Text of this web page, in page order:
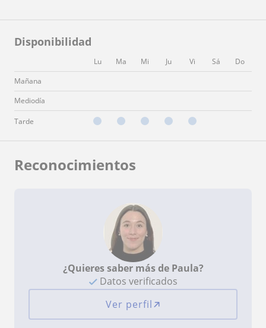
Disponibilidad
Lu Ma Mi Ju Vi Sá
Do
Mañana
Mediodía
Tarde
Reconocimientos
¿Quieres saber más de Paula?
Datos verificados
Ver perfil